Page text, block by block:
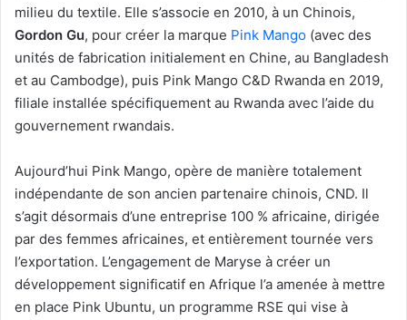
milieu du textile. Elle s’associe en 2010, à un Chinois,
Gordon Gu, pour créer la marque Pink Mango (avec des
unités de fabrication initialement en Chine, au Bangladesh
et au Cambodge), puis Pink Mango C&D Rwanda en 2019,
filiale installée spécifiquement au Rwanda avec l’aide du
gouvernement rwandais.
Aujourd’hui Pink Mango, opère de manière totalement
indépendante de son ancien partenaire chinois, CND. Il
s’agit désormais d’une entreprise 100 % africaine, dirigée
par des femmes africaines, et entièrement tournée vers
l’exportation. L’engagement de Maryse à créer un
développement significatif en Afrique l’a amenée à mettre
en place Pink Ubuntu, un programme RSE qui vise à